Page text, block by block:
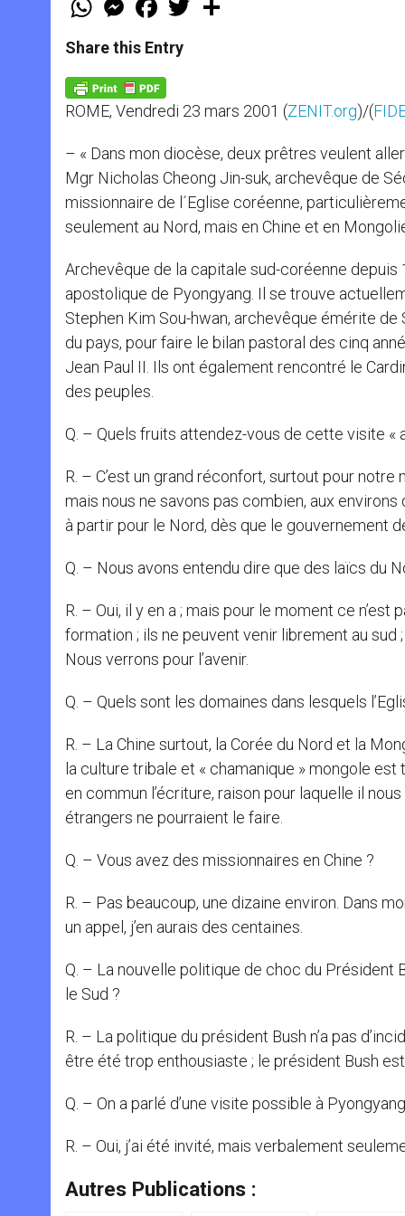
t
s
p
p
e
s
e
g
e
r
a
e
b
k
w
Share this Entry
ROME, Vendredi 23 mars 2001 (ZENIT.org)/(
– « Dans mon diocèse, deux prêtres veulent
Mgr Nicholas Cheong Jin-suk, archevêque de
missionnaire de l´Eglise coréenne,
seulement au Nord, mais en Chine et en
Archevêque de la capitale sud-coréenne
apostolique de Pyongyang. Il se trouve
Stephen Kim Sou-hwan, archevêque émérite
du pays, pour faire le bilan pastoral des cinq
Jean Paul II. Ils ont également rencontré le
des peuples.
Q. – Quels fruits attendez-vous de cette visite «
R. – C’est un grand réconfort, surtout pour
mais nous ne savons pas combien, aux
à partir pour le Nord, dès que le gouvernement
Q. – Nous avons entendu dire que des laïcs du
R. – Oui, il y en a ; mais pour le moment ce n’est
formation ; ils ne peuvent venir librement au sud
Nous verrons pour l’avenir.
Q. – Quels sont les domaines dans lesquels
R. – La Chine surtout, la Corée du Nord et la
la culture tribale et « chamanique » mongole
en commun l’écriture, raison pour laquelle il
étrangers ne pourraient le faire.
Q. – Vous avez des missionnaires en Chine ?
R. – Pas beaucoup, une dizaine environ. Dans
un appel, j’en aurais des centaines.
Q. – La nouvelle politique de choc du
le Sud ?
R. – La politique du président Bush n’a pas
être été trop enthousiaste ; le président Bush
Q. – On a parlé d’une visite possible à
R. – Oui, j’ai été invité, mais verbalement
Autres Publications :